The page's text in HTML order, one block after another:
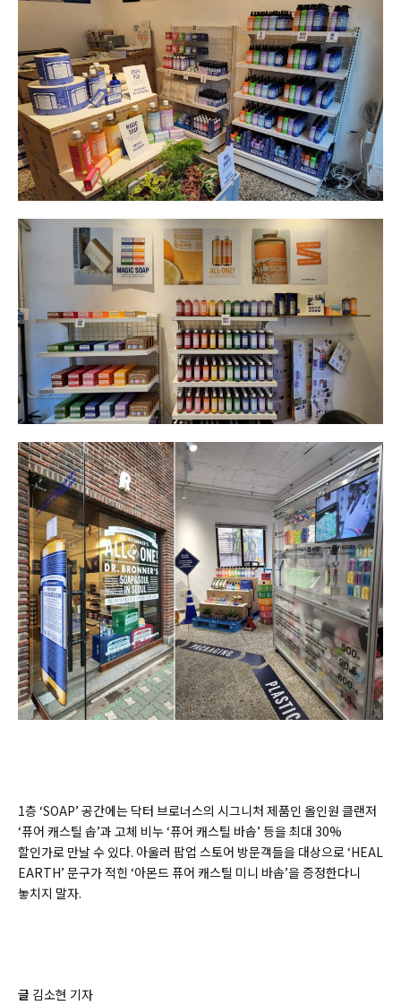
1층 ‘SOAP’ 공간에는 닥터 브로너스의 시그니처 제품인 올인원 클랜저
‘퓨어 캐스틸 솝’과 고체 비누 ‘퓨어 캐스틸 바솝’ 등을 최대 30%
할인가로 만날 수 있다. 아울러 팝업 스토어 방문객들을 대상으로 ‘HEAL
EARTH’ 문구가 적힌 ‘아몬드 퓨어 캐스틸 미니 바솝’을 증정한다니
놓치지 말자.
글 김소현 기자